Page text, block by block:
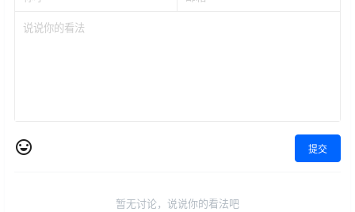
提交
暂无讨论，说说你的看法吧